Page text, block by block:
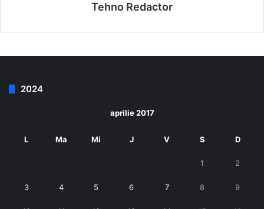
Tehno Redactor
2024
aprilie 2017
L Ma Mi J V S D
1 2
3 4 5 6 7 8 9